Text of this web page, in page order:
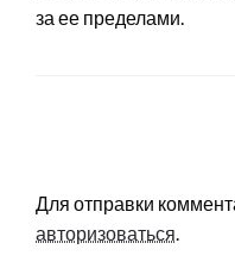
за ее пределами.
Для отправки
авторизоваться.